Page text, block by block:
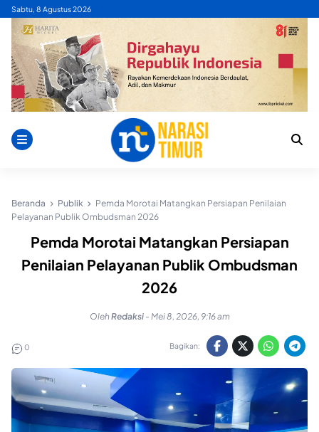
Skip
content
Sabtu, 8 Agustus 2026
Beranda Publik
Pemda Morotai Matangkan Persiapan Penilaian
Pelayanan Publik Ombudsman 2026
Pemda Morotai Matangkan Persiapan
Penilaian Pelayanan Publik Ombudsman
2026
OlehRedaksi - Mei 8, 2026, 9:16 am
0 Bagikan: